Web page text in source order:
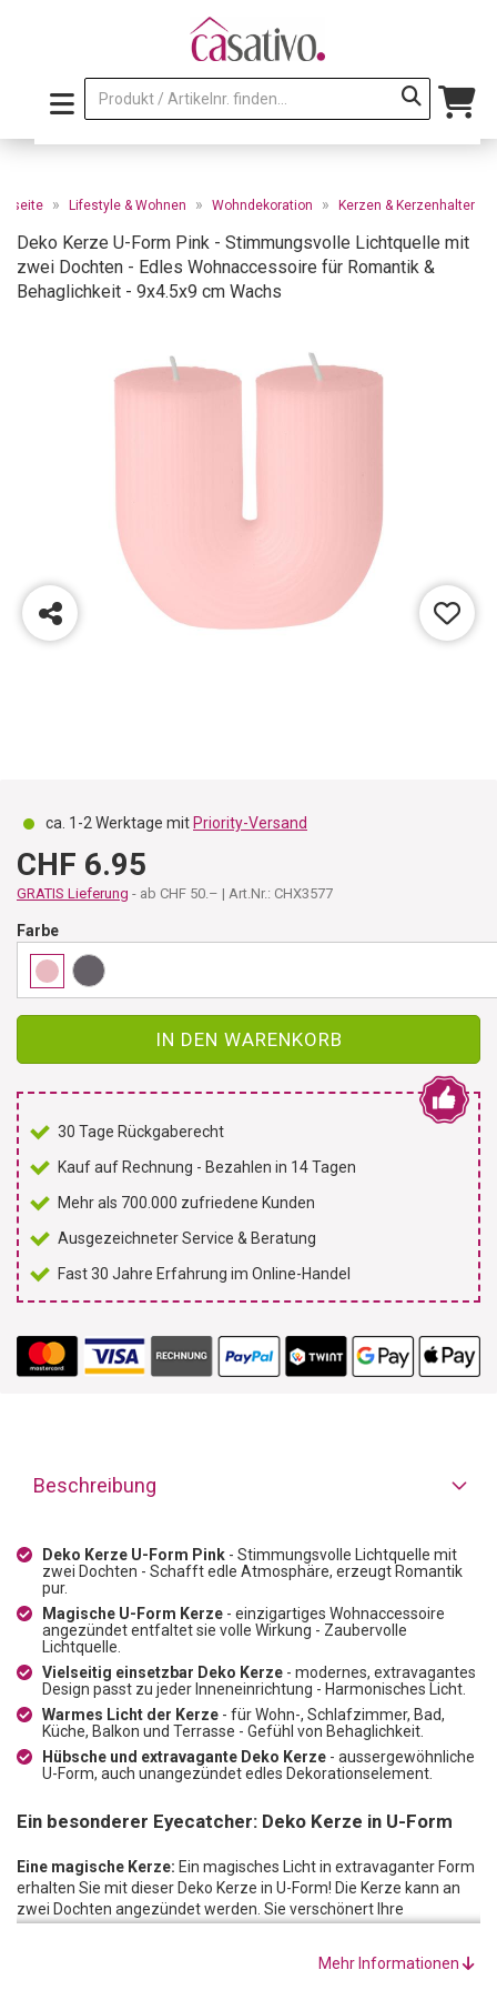
» Lifestyle & Wohnen » Wohndekoration » Kerzen & Kerzenhalter
Deko Kerze U-Form Pink - Stimmungsvolle Lichtquelle mit
zwei Dochten - Edles Wohnaccessoire für Romantik &
Behaglichkeit - 9x4.5x9 cm Wachs
ca. 1-2 Werktage mit Priority-Versand
CHF 6.95
GRATIS Lieferung - ab CHF 50.– | Art.Nr.: CHX3577
Farbe
IN DEN WARENKORB
30 Tage Rückgaberecht
Kauf auf Rechnung - Bezahlen in 14 Tagen
Mehr als 700.000 zufriedene Kunden
Ausgezeichneter Service & Beratung
Fast 30 Jahre Erfahrung im Online-Handel
Beschreibung
Deko Kerze U-Form Pink - Stimmungsvolle Lichtquelle mit
zwei Dochten - Schafft edle Atmosphäre, erzeugt Romantik
pur.
Magische U-Form Kerze - einzigartiges Wohnaccessoire
angezündet entfaltet sie volle Wirkung - Zaubervolle
Lichtquelle.
Vielseitig einsetzbar Deko Kerze - modernes, extravagantes
Design passt zu jeder Inneneinrichtung - Harmonisches Licht.
Warmes Licht der Kerze - für Wohn-, Schlafzimmer, Bad,
Küche, Balkon und Terrasse - Gefühl von Behaglichkeit.
Hübsche und extravagante Deko Kerze - aussergewöhnliche
U-Form, auch unangezündet edles Dekorationselement.
Ein besonderer Eyecatcher: Deko Kerze in U-Form
Eine magische Kerze: Ein magisches Licht in extravaganter Form
erhalten Sie mit dieser Deko Kerze in U-Form! Die Kerze kann an
zwei Dochten angezündet werden. Sie verschönert Ihre
hübschen Wohnaccessoire, welches angezündet seine volle
Mehr Informationen